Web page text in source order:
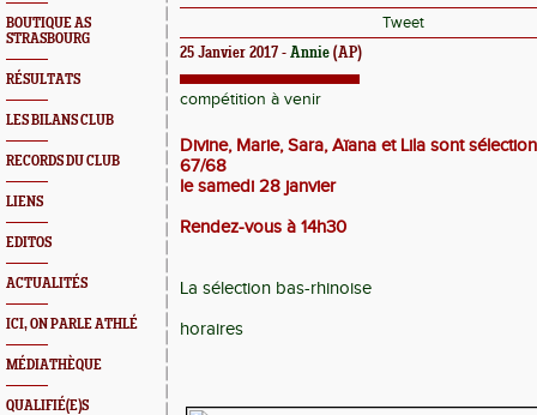
BOUTIQUE AS
STRASBOURG
RÉSULTATS
LES BILANS CLUB
RECORDS DU CLUB
LIENS
EDITOS
ACTUALITÉS
ICI, ON PARLE ATHLÉ
MÉDIATHÈQUE
QUALIFIÉ(E)S
Tweet
25 Janvier 2017 - Annie (AP)
compétition à venir
Divine, Marie, Sara, Aïana et Lila sont
67/68
le samedi 28 janvier
Rendez-vous à 14h30
La sélection bas-rhinoise
horaires